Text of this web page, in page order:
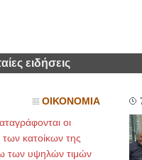
ειδήσεις
ΟΙΚΟΝΟΜΙΑ
οι
των κατοίκων της
των υψηλών τιμών